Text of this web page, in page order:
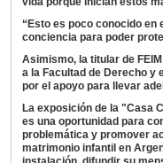
“Esto es poco conocido en
conciencia para poder
Asimismo, la titular de
a la Facultad de Derecho y
por el apoyo para llevar
La exposición de la "Casa
es una oportunidad para
problemática y promover
matrimonio infantil en